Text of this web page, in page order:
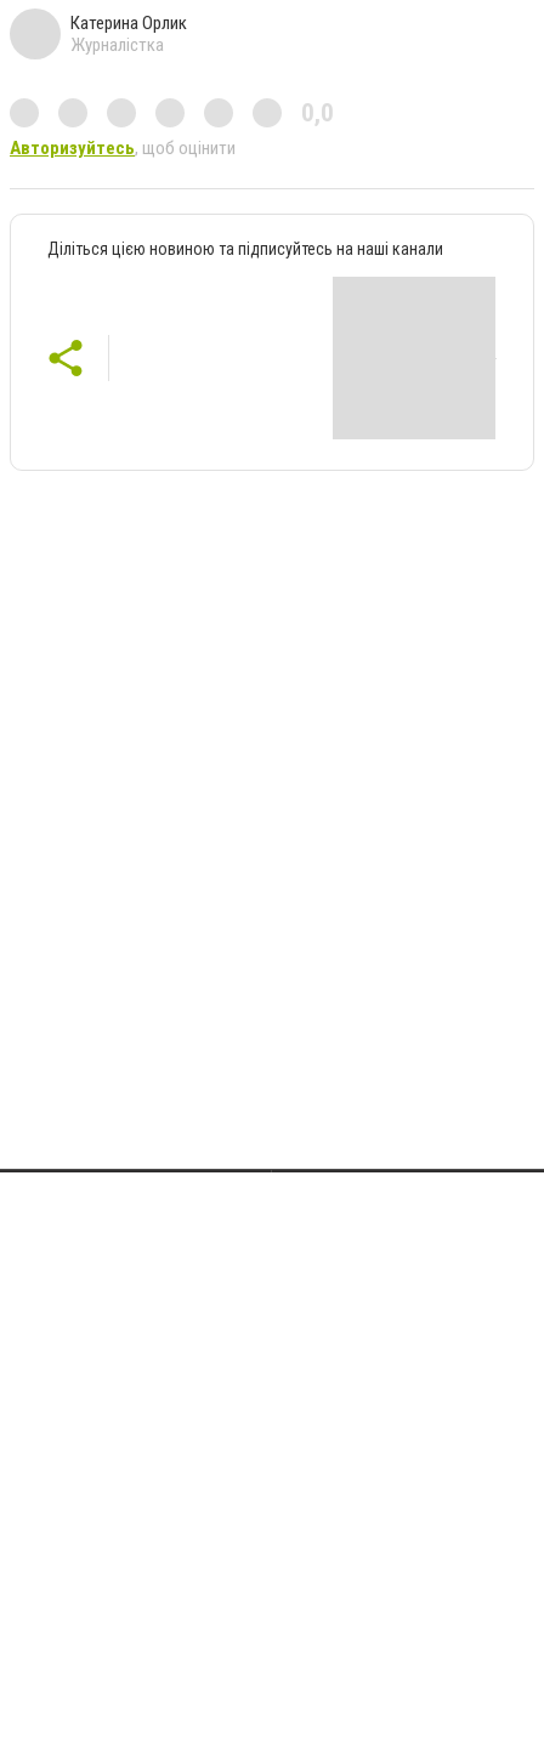
Катерина Орлик
Журналістка
0,0
Авторизуйтесь, щоб оцінити
Діліться цією новиною та підписуйтесь на наші канали